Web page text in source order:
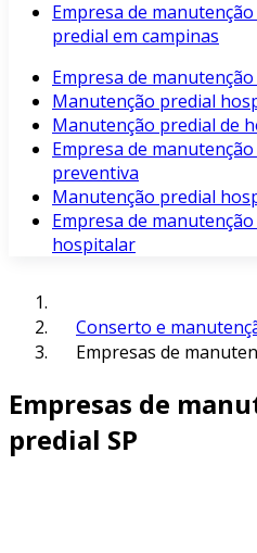
Empresa de
predial em campinas
Empresa de
Manutenção predial
Manutenção predial de
Empresa de
preventiva
Manutenção predial
Empresa de
hospitalar
Conserto e
Empresas de
Empresas de
predial SP